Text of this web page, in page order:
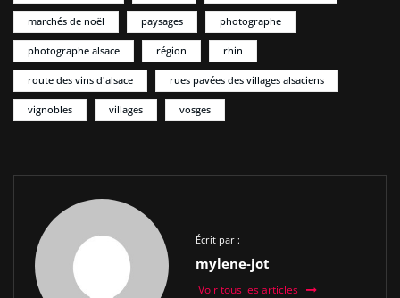
marchés de noël paysages photographe
photographe alsace région rhin
route des vins d'alsace rues pavées des villages alsaciens
vignobles villages vosges
Écrit par :
mylene-jot
Voir tous les articles